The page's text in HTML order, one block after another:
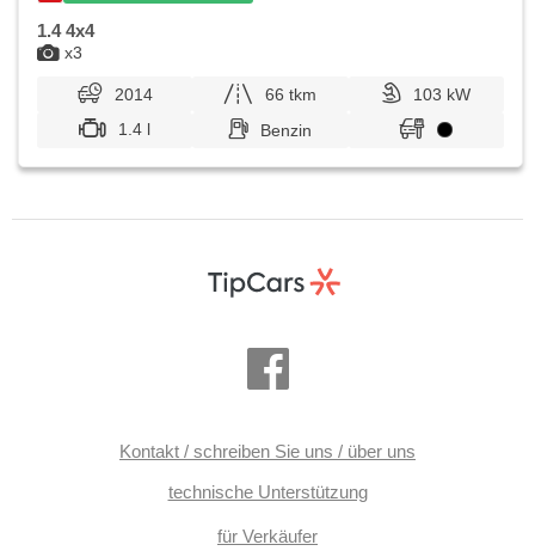
x3
1.4 4x4
2014 66 tkm
103 kW
1.4 l
Benzin
Kontakt / schreiben Sie uns / über uns
technische Unterstützung
für Verkäufer